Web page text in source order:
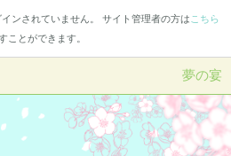
ンされていません。 サイト管理者の方は こちら
ことができます。
夢の宴